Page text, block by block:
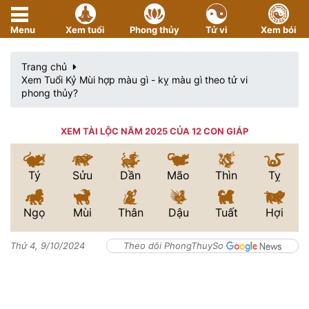
Menu Xem tuổi Phong thủy Tử vi Xem bói
Trang chủ
Xem Tuổi Kỷ Mùi hợp màu gì - kỵ màu gì theo tử vi
phong thủy?
XEM TÀI LỘC NĂM 2025 CỦA 12 CON GIÁP
Tý Sửu Dần Mão Thìn Tỵ
Ngọ Mùi Thân Dậu Tuất Hợi
Thứ 4, 9/10/2024 Theo dõi PhongThuySo